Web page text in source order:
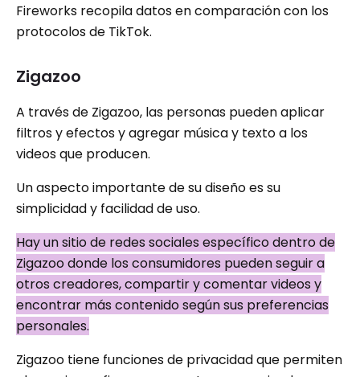
Fireworks recopila datos en comparación con los
protocolos de TikTok.
Zigazoo
A través de Zigazoo, las personas pueden aplicar
filtros y efectos y agregar música y texto a los
videos que producen.
Un aspecto importante de su diseño es su
simplicidad y facilidad de uso.
Hay un sitio de redes sociales específico dentro de
Zigazoo donde los consumidores pueden seguir a
otros creadores, compartir y comentar videos y
encontrar más contenido según sus preferencias
personales.
Zigazoo tiene funciones de privacidad que permiten